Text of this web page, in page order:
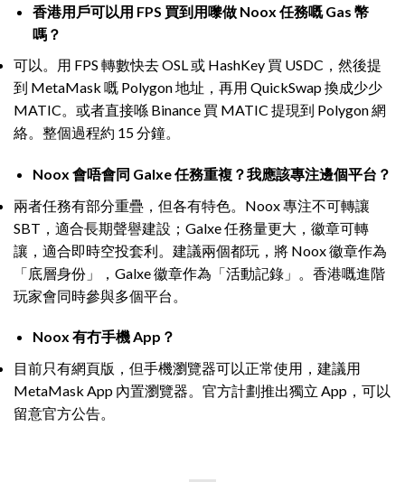
香港用戶可以用 FPS 買到用嚟做 Noox 任務嘅 Gas 幣
嗎？
可以。用 FPS 轉數快去 OSL 或 HashKey 買 USDC，然後提
到 MetaMask 嘅 Polygon 地址，再用 QuickSwap 換成少少
MATIC。或者直接喺 Binance 買 MATIC 提現到 Polygon 網
絡。整個過程約 15 分鐘。
Noox 會唔會同 Galxe 任務重複？我應該專注邊個平台？
兩者任務有部分重疊，但各有特色。Noox 專注不可轉讓
SBT，適合長期聲譽建設；Galxe 任務量更大，徽章可轉
讓，適合即時空投套利。建議兩個都玩，將 Noox 徽章作為
「底層身份」，Galxe 徽章作為「活動記錄」。香港嘅進階
玩家會同時參與多個平台。
Noox 有冇手機 App？
目前只有網頁版，但手機瀏覽器可以正常使用，建議用
MetaMask App 內置瀏覽器。官方計劃推出獨立 App，可以
留意官方公告。